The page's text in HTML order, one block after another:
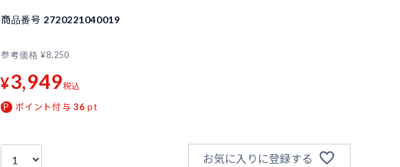
商品番号 2720221040019
参考価格 ¥8,250
¥3,949税込
ポイント付与 36 pt
お気に入りに登録する